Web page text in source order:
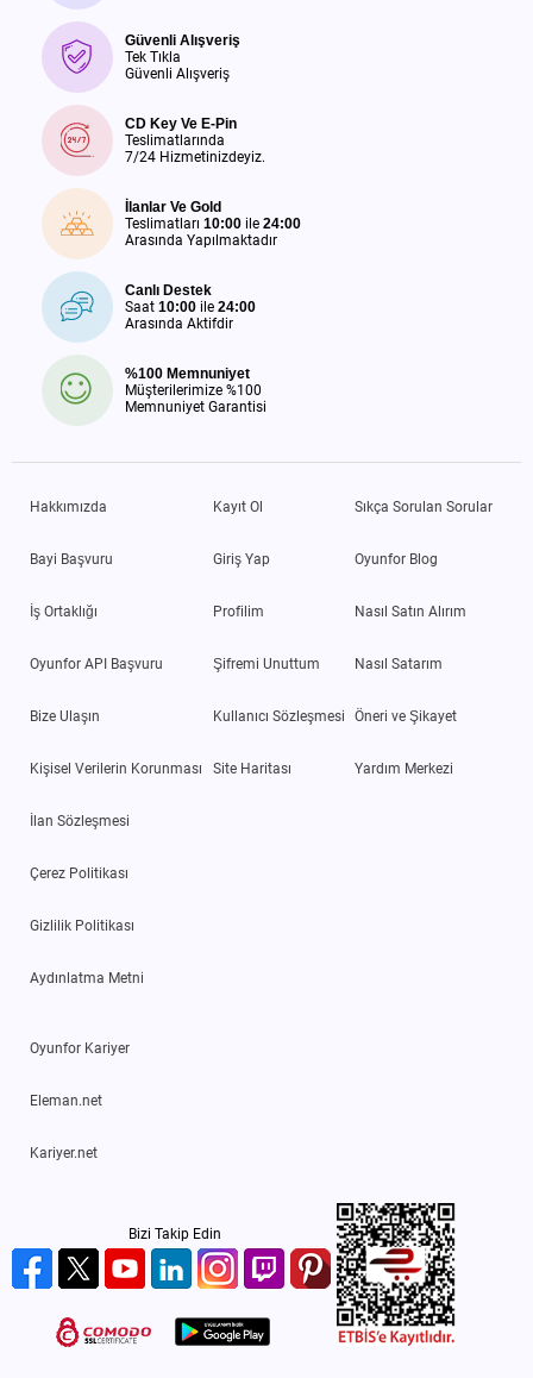
Güvenli Alışveriş
Tek Tıkla
Güvenli Alışveriş
CD Key Ve E-Pin
Teslimatlarında
7/24 Hizmetinizdeyiz.
İlanlar Ve Gold
Teslimatları 10:00 ile 24:00
Arasında Yapılmaktadır
Canlı Destek
Saat 10:00 ile 24:00
Arasında Aktifdir
%100 Memnuniyet
Müşterilerimize %100
Memnuniyet Garantisi
Hakkımızda
Bayi Başvuru
İş Ortaklığı
Oyunfor API Başvuru
Bize Ulaşın
Kişisel Verilerin Korunması
İlan Sözleşmesi
Çerez Politikası
Gizlilik Politikası
Aydınlatma Metni
Kayıt Ol
Giriş Yap
Profilim
Şifremi Unuttum
Kullanıcı Sözleşmesi
Site Haritası
Sıkça Sorulan Sorular
Oyunfor Blog
Nasıl Satın Alırım
Nasıl Satarım
Öneri ve Şikayet
Yardım Merkezi
Oyunfor Kariyer
Eleman.net
Kariyer.net
Bizi Takip Edin